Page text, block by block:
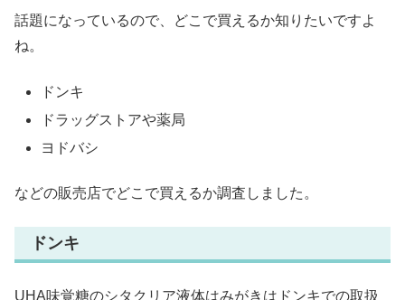
話題になっているので、どこで買えるか知りたいですよ
ね。
ドンキ
ドラッグストアや薬局
ヨドバシ
などの販売店でどこで買えるか調査しました。
ドンキ
UHA味覚糖のシタクリア液体はみがきはドンキでの取扱